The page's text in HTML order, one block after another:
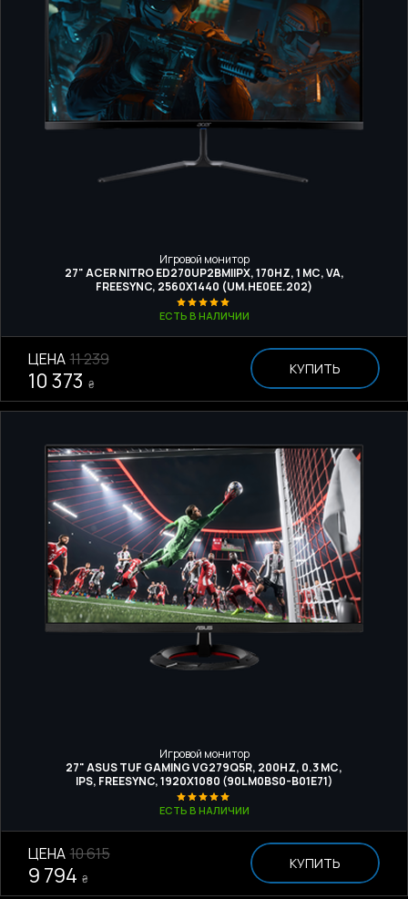
Игровой монитор
27" ACER NITRO ED270UP2BMIIPX, 170HZ, 1 МС, VA,
FREESYNC, 2560Х1440 (UM.HE0EE.202)
ЕСТЬ В НАЛИЧИИ
ЦЕНА 11 239
10 373 ₴
КУПИТЬ
Игровой монитор
27" ASUS TUF GAMING VG279Q5R, 200HZ, 0.3 МС,
IPS, FREESYNC, 1920X1080 (90LM0BS0-B01E71)
ЕСТЬ В НАЛИЧИИ
ЦЕНА 10 615
9 794 ₴
КУПИТЬ